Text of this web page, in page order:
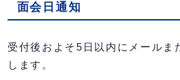
面会日通知
受付後およそ5日以内にメールま
します。